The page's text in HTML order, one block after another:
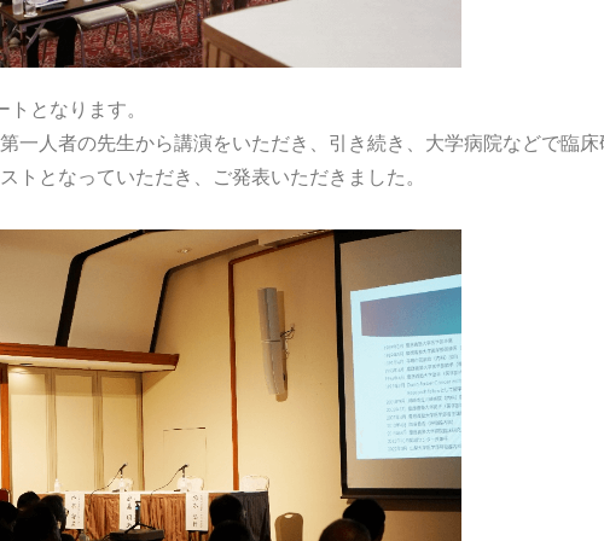
となります。
一人者の先生から講演をいただき、引き続き、大学病院などで臨床
トとなっていただき、ご発表いただきました。